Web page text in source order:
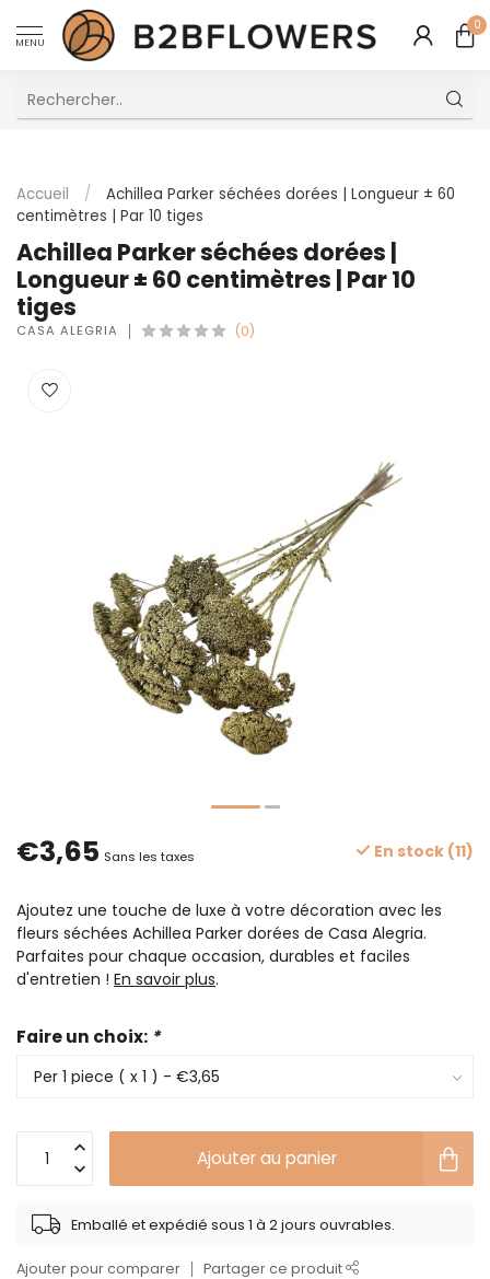
MENU
0
Accueil /
Achillea Parker séchées dorées | Longueur ± 60
centimètres | Par 10 tiges
Achillea Parker séchées dorées |
Longueur ± 60 centimètres | Par 10
tiges
CASA ALEGRIA (0)
€3,65 Sans les taxes En stock (11)
Ajoutez une touche de luxe à votre décoration avec les
fleurs séchées Achillea Parker dorées de Casa Alegria.
Parfaites pour chaque occasion, durables et faciles
d'entretien ! En savoir plus.
Faire un choix: *
Ajouter au panier
Emballé et expédié sous 1 à 2 jours ouvrables.
Ajouter pour comparer Partager ce produit